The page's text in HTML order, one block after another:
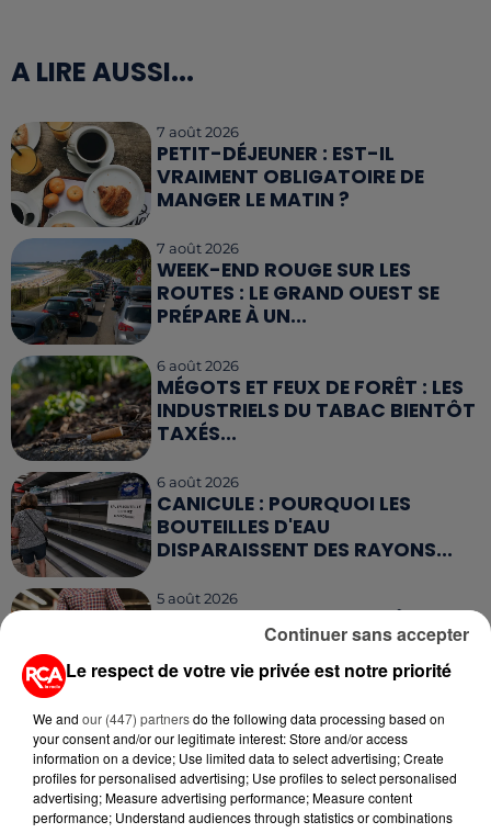
A LIRE AUSSI...
7 août 2026
PETIT-DÉJEUNER : EST-IL
VRAIMENT OBLIGATOIRE DE
MANGER LE MATIN ?
7 août 2026
WEEK-END ROUGE SUR LES
ROUTES : LE GRAND OUEST SE
PRÉPARE À UN...
6 août 2026
MÉGOTS ET FEUX DE FORÊT : LES
INDUSTRIELS DU TABAC BIENTÔT
TAXÉS...
6 août 2026
CANICULE : POURQUOI LES
BOUTEILLES D'EAU
DISPARAISSENT DES RAYONS...
5 août 2026
MANGER SAINEMENT COÛTE 25 %
PLUS CHER QU'IL Y A CINQ ANS,
ALERTE L’ONU
5 août 2026
QUELLES SONT LES MARQUES QUI
OFFRENT LE MEILLEUR RAPPORT...
Le respect de votre vie privée est notre priorité
We and our (447) partnersdo the following data processing based on
your consent and/or our legitimate interest: Store and/or access
information on a device; Use limited data to select advertising; Create
profiles for personalised advertising; Use profiles to select personalised
advertising; Measure advertising performance; Measure content
performance; Understand audiences through statistics or combinations
Continuer sans accepter